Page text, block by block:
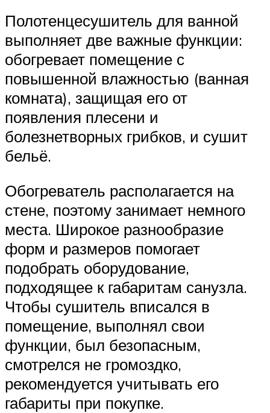
Полотенцесушитель для ванной
выполняет две важные функции:
обогревает помещение с
повышенной влажностью (ванная
комната), защищая его от
появления плесени и
болезнетворных грибков, и сушит
бельё.
Обогреватель располагается на
стене, поэтому занимает немного
места. Широкое разнообразие
форм и размеров помогает
подобрать оборудование,
подходящее к габаритам санузла.
Чтобы сушитель вписался в
помещение, выполнял свои
функции, был безопасным,
смотрелся не громоздко,
рекомендуется учитывать его
габариты при покупке.